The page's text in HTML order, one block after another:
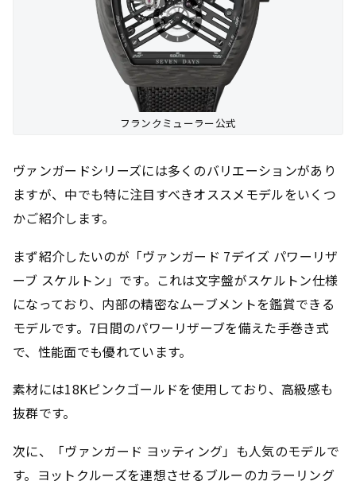
フランクミューラー公式
ヴァンガードシリーズには多くのバリエーションがあり
ますが、中でも特に注目すべきオススメモデルをいくつ
かご紹介します。
まず紹介したいのが「ヴァンガード 7デイズ パワーリザ
ーブ スケルトン」です。これは文字盤がスケルトン仕様
になっており、内部の精密なムーブメントを鑑賞できる
モデルです。7日間のパワーリザーブを備えた手巻き式
で、性能面でも優れています。
素材には18Kピンクゴールドを使用しており、高級感も
抜群です。
次に、「ヴァンガード ヨッティング」も人気のモデルで
す。ヨットクルーズを連想させるブルーのカラーリング